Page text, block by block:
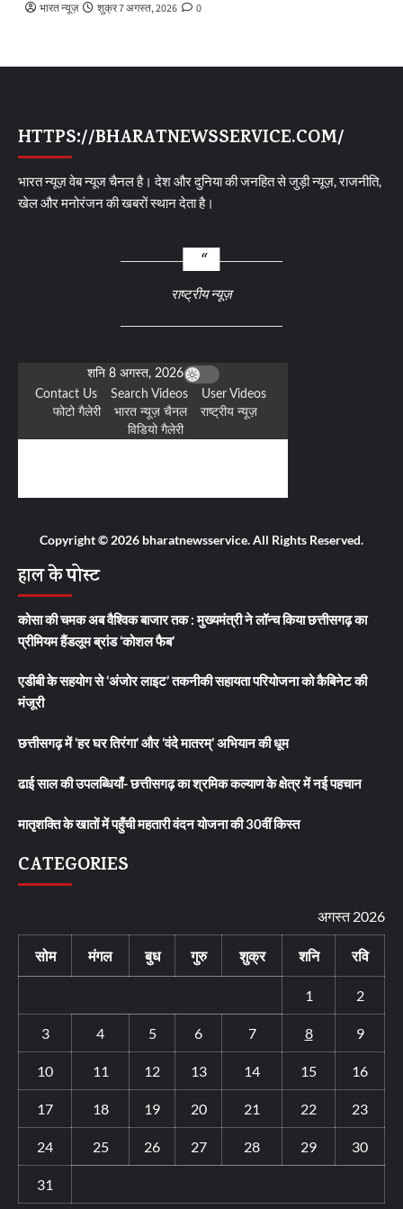
भारत न्यूज़ शुक्र 7 अगस्त, 2026 0
HTTPS://BHARATNEWSSERVICE.COM/
भारत न्यूज़ वेब न्यूज चैनल है। देश और दुनिया की जनहित से जुड़ी न्यूज़, राजनीति,
खेल और मनोरंजन की खबरों स्थान देता है।
राष्ट्रीय न्यूज़
Copyright © 2026 bharatnewsservice. All Rights Reserved.
हाल के पोस्ट
कोसा की चमक अब वैश्विक बाजार तक : मुख्यमंत्री ने लॉन्च किया छत्तीसगढ़ का
प्रीमियम हैंडलूम ब्रांड ‘कोशल फैब’
एडीबी के सहयोग से ‘अंजोर लाइट’ तकनीकी सहायता परियोजना को कैबिनेट की
मंजूरी
छत्तीसगढ़ में ‘हर घर तिरंगा’ और ‘वंदे मातरम्’ अभियान की धूम
ढाई साल की उपलब्धियाँ- छत्तीसगढ़ का श्रमिक कल्याण के क्षेत्र में नई पहचान
मातृशक्ति के खातों में पहुँची महतारी वंदन योजना की 30वीं किस्त
CATEGORIES
अगस्त 2026
सोम मंगल बुध गुरु शुक्र शनि रवि
1 2
3 4 5 6 7 8 9
10 11 12 13 14 15 16
17 18 19 20 21 22 23
24 25 26 27 28 29 30
31